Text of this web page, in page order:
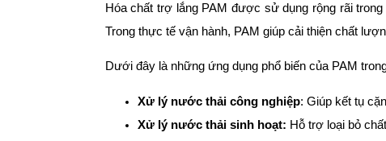
Hóa chất trợ lắng PAM được sử dụng rộng rãi
Trong thực tế vận hành, PAM giúp cải thiện chất
Dưới đây là những ứng dụng phổ biến của PAM
Xử lý nước thải công nghiệp: Giúp kết tụ
Xử lý nước thải sinh hoạt: Hỗ trợ loại bỏ